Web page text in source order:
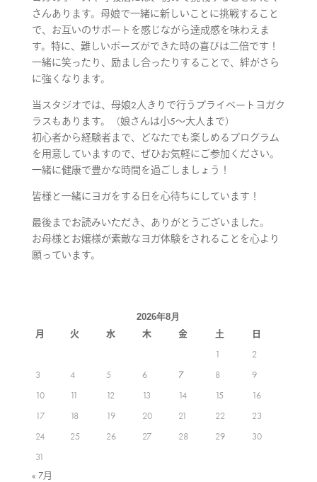
さんあります。母娘で一緒に新しいことに挑戦すること
で、お互いのサポートを感じながら達成感を味わえま
す。特に、難しいポーズができた時の喜びは二倍です！
一緒に笑ったり、励まし合ったりすることで、絆がさら
に強くなります。
当スタジオでは、母娘2人きりで行うプライベートヨガク
ラスもあります。（娘さんは小5～大人まで）
初心者から経験者まで、どなたでも楽しめるプログラム
を用意していますので、ぜひお気軽にご参加ください。
一緒に健康で豊かな時間を過ごしましょう！
皆様と一緒にヨガをする日を心待ちにしています！
最後までお読みいただき、ありがとうございました。
お母様とお嬢様が素敵なヨガ体験をされることを心より
願っています。
2026年8月
月 火 水 木 金 土
日
1
2
3
4 5 6 7 8
9
10
11 12 13 14 15
16
17
18 19 20 21 22
23
24
25 26 27 28 29
30
31
« 7月